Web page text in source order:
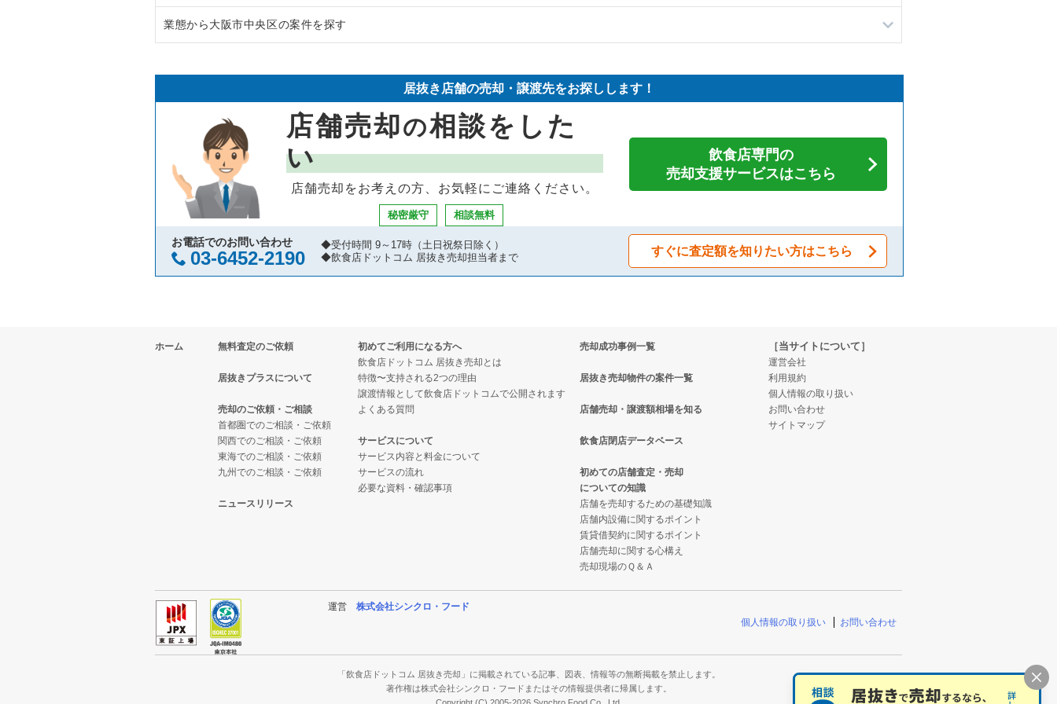
大阪市中央区の飲食店の居抜き売却物件の案件一覧
堺市北区の飲食店の居抜き売却物件の案件一覧
堺市中区の飲食店の居抜き売却物件の案件一覧
大阪市西区の飲食店の居抜き売却物件の案件一覧
茨木市の飲食店の居抜き売却物件の案件一覧
大阪市福島区の飲食店の居抜き売却物件の案件一覧
豊中市の飲食店の居抜き売却物件の案件一覧
大阪市阿倍野区の飲食店の居抜き売却物件の案件一覧
東大阪市の飲食店の居抜き売却物件の案件一覧
吹田市の飲食店の居抜き売却物件の案件一覧
大阪市西成区の飲食店の居抜き売却物件の案件一覧
堺市堺区の飲食店の居抜き売却物件の案件一覧
寝屋川市の飲食店の居抜き売却物件の案件一覧
大阪市天王寺区の飲食店の居抜き売却物件の案件一覧
高石市の飲食店の居抜き売却物件の案件一覧
大阪府のラーメンの居抜き売却物件の案件一覧
大阪府のイタリア料理の居抜き売却物件の案件一覧
大阪府の中華の居抜き売却物件の案件一覧
大阪府のそば・うどんの居抜き売却物件の案件一覧
大阪府の寿司の居抜き売却物件の案件一覧
大阪府の焼肉の居抜き売却物件の案件一覧
大阪府の鉄板焼き・お好み焼の居抜き売却物件の案件一覧
大阪府のカフェの居抜き売却物件の案件一覧
大阪府のテイクアウトの居抜き売却物件の案件一覧
大阪府のお弁当・惣菜・デリの居抜き売却物件の案件一覧
大阪府のカラオケ・パブ・スナックの居抜き売却物件の案件一覧
大阪府のバーの居抜き売却物件の案件一覧
大阪府の洋食の居抜き売却物件の案件一覧
大阪府のその他の居抜き売却物件の案件一覧
業態から大阪市中央区の案件を探す
大阪市中央区のフランス料理の居抜き売却物件の案件一覧
大阪市中央区のイタリア料理の居抜き売却物件の案件一覧
大阪市中央区の中華の居抜き売却物件の案件一覧
大阪市中央区のそば・うどんの居抜き売却物件の案件一覧
大阪市中央区の寿司の居抜き売却物件の案件一覧
大阪市中央区の焼肉の居抜き売却物件の案件一覧
大阪市中央区のアジア料理の居抜き売却物件の案件一覧
大阪市中央区のカフェの居抜き売却物件の案件一覧
大阪市中央区のカラオケ・パブ・スナックの居抜き売却物件の案件一覧
大阪市中央区のバーの居抜き売却物件の案件一覧
大阪市中央区の居酒屋・ダイニングバーの居抜き売却物件の案件一覧
大阪市中央区のその他の居抜き売却物件の案件一覧
居抜き店舗の売却・譲渡先をお探しします！
店舗売却の相談をした
い
店舗売却をお考えの方、お気軽にご連絡ください。
秘密厳守 相談無料
飲食店専門の
売却支援サービスはこちら
お電話でのお問い合わせ
03-6452-2190
◆受付時間 9～17時（土日祝祭日除く）
◆飲食店ドットコム 居抜き売却担当者まで
すぐに査定額を知りたい方はこちら
ホーム 無料査定のご依頼
居抜きプラスについて
売却のご依頼・ご相談
首都圏でのご相談・ご依頼
関西でのご相談・ご依頼
東海でのご相談・ご依頼
九州でのご相談・ご依頼
ニュースリリース
初めてご利用になる方へ
飲食店ドットコム 居抜き売却とは
特徴〜支持される2つの理由
譲渡情報として飲食店ドットコムで公開されます
よくある質問
サービスについて
サービス内容と料金について
サービスの流れ
必要な資料・確認事項
売却成功事例一覧
居抜き売却物件の案件一覧
店舗売却・譲渡額相場を知る
飲食店閉店データベース
初めての店舗査定・売却
についての知識
店舗を売却するための基礎知識
店舗内設備に関するポイント
賃貸借契約に関するポイント
店舗売却に関する心構え
売却現場のＱ＆Ａ
［当サイトについて］
運営会社
利用規約
個人情報の取り扱い
お問い合わせ
サイトマップ
運営 株式会社シンクロ・フード
個人情報の取り扱い
お問い合わせ
「飲食店ドットコム 居抜き売却」に掲載されている記事、図表、情報等の無断掲載を禁止します。
著作権は株式会社シンクロ・フードまたはその情報提供者に帰属します。